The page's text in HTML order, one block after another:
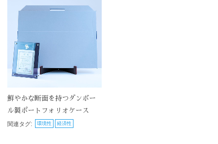
鮮やかな断面を持つダンボー
ル製ポートフォリオケース
関連タグ:
環境性 経済性